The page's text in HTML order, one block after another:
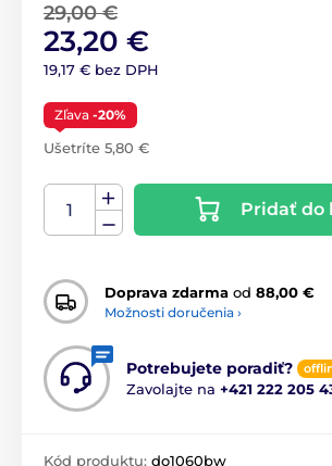
29,00 €
23,20 €
19,17 € bez DPH
Zľava -20%
Ušetríte 5,80 €
Pridať do
Doprava zdarma od 88,00 €
Možnosti doručenia ›
Potrebujete poradiť?
Zavolajte na +421 222 205
Kód produktu: do1060bw